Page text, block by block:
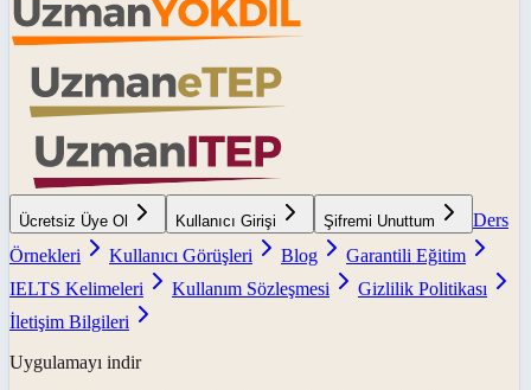
Ücretsiz Üye Ol Kullanıcı Girişi Şifremi Unuttum
Ders
Örnekleri
Kullanıcı Görüşleri Blog
Garantili Eğitim
IELTS Kelimeleri
Kullanım Sözleşmesi
Gizlilik Politikası
İletişim Bilgileri
Uygulamayı indir